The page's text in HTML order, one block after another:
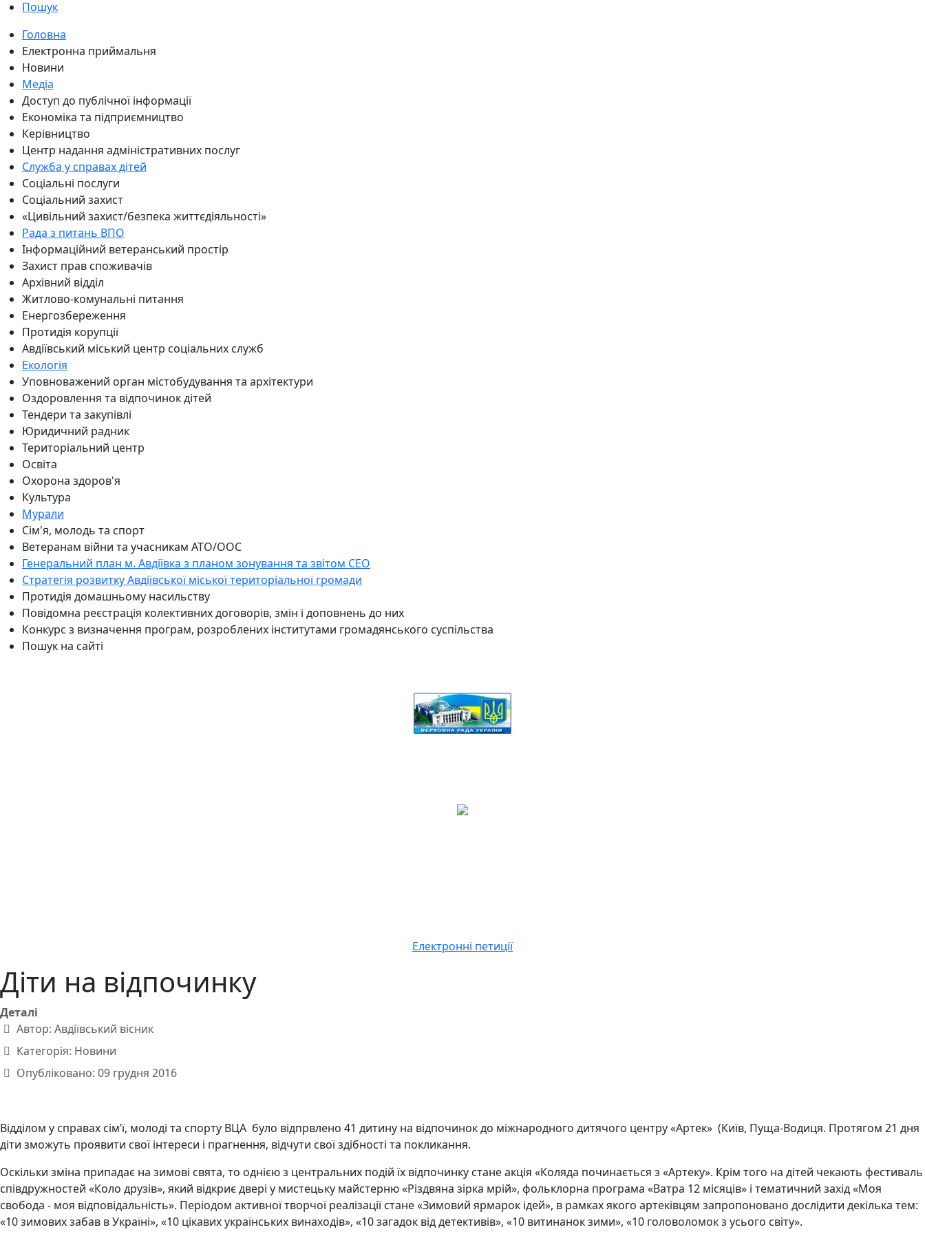
Пошук
Головна
Електронна приймальня
Новини
Медіа
Доступ до публічної інформації
Економіка та підприємництво
Керівництво
Центр надання адміністративних послуг
Служба у справах дітей
Соціальні послуги
Соціальний захист
«Цивільний захист/безпека життєдіяльності»
Рада з питань ВПО
Інформаційний ветеранський простір
Захист прав споживачів
Архівний відділ
Житлово-комунальні питання
Енергозбереження
Протидія корупції
Авдіївський міський центр соціальних служб
Екологія
Уповноважений орган містобудування та архітектури
Оздоровлення та відпочинок дітей
Тендери та закупівлі
Юридичний радник
Територіальний центр
Освіта
Охорона здоров'я
Культура
Мурали
Сім'я, молодь та спорт
Ветеранам війни та учасникам АТО/ООС
Генеральний план м. Авдіївка з планом зонування та звітом СЕО
Стратегія розвитку Авдіївської міської територіальної громади
Протидія домашньому насильству
Повідомна реєстрація колективних договорів, змін і доповнень до них
Конкурс з визначення програм, розроблених інститутами громадянського суспільства
Пошук на сайті
Електронні петиції
Діти на відпочинку
Деталі
Автор: Авдіївський вісник
Категорія: Новини
Опубліковано: 09 грудня 2016
Відділом у справах сім’ї, молоді та спорту ВЦА було відпрвлено 41 дитину на відпочинок до міжнародного дитячого центру «Артек» (Київ, Пуща-Водиця. Протягом 21 дня
діти зможуть проявити свої інтереси і прагнення, відчути свої здібності та покликання.
Оскільки зміна припадає на зимові свята, то однією з центральних подій їх відпочинку стане акція «Коляда починається з «Артеку». Крім того на дітей чекають фестиваль
співдружностей «Коло друзів», який відкриє двері у мистецьку майстерню «Різдвяна зірка мрій», фольклорна програма «Ватра 12 місяців» і тематичний захід «Моя
свобода - моя відповідальність». Періодом активної творчої реалізації стане «Зимовий ярмарок ідей», в рамках якого артеківцям запропоновано дослідити декілька тем:
«10 зимових забав в Україні», «10 цікавих українських винаходів», «10 загадок від детективів», «10 витинанок зими», «10 головоломок з усього світу».